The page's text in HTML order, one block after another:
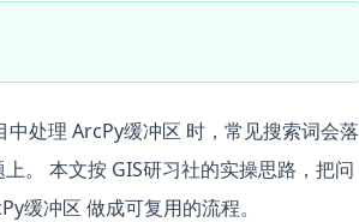
处理 ArcPy缓冲区 时，常见搜索词会落
。 本文按 GIS研习社的实操思路，把问
缓冲区 做成可复用的流程。